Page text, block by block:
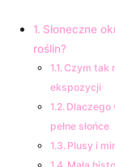
Słoneczne
roślin?
Czym tak
ekspozycji
Dlaczego
pełne słońce
Plusy i